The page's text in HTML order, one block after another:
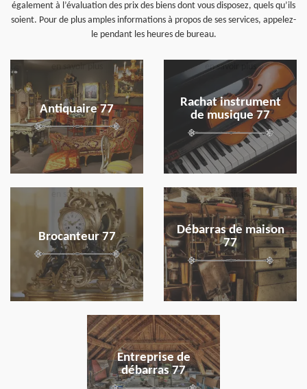
également à l’évaluation des prix des biens dont vous disposez, quels qu’ils
soient. Pour de plus amples informations à propos de ses services, appelez-
le pendant les heures de bureau.
Antiquaire 77
en savoir plus
Rachat instrument
de musique 77
en savoir plus
Brocanteur 77
en savoir plus
Débarras de maison
77
en savoir plus
Entreprise de
débarras 77
en savoir plus